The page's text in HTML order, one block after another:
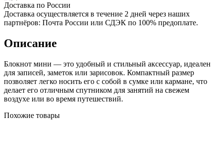
Доставка по России
Доставка осуществляется в течение 2 дней через наших
партнёров: Почта России или СДЭК по 100% предоплате.
Описание
Блокнот мини — это удобный и стильный аксессуар, идеален
для записей, заметок или зарисовок. Компактный размер
позволяет легко носить его с собой в сумке или кармане, что
делает его отличным спутником для занятий на свежем
воздухе или во время путешествий.
Похожие товары